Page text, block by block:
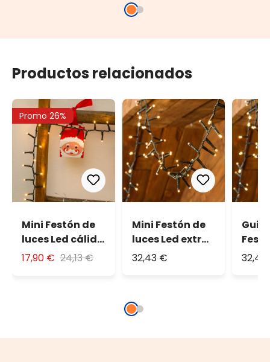
Productos relacionados
Promo 26%
Mini Festón de
luces Led cálido
20m
17,90 € 24,13 €
Mini Festón de
luces Led extra
cálido 30m
32,43 €
30,5